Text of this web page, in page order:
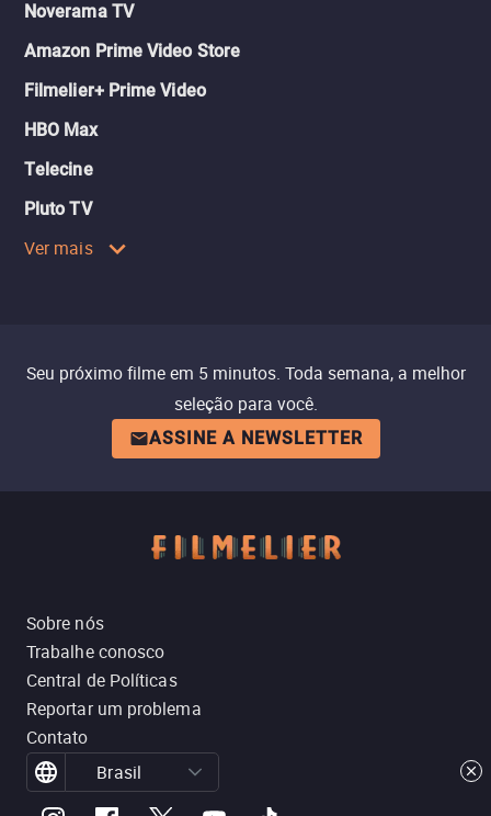
Noverama TV
Amazon Prime Video Store
Filmelier+ Prime Video
HBO Max
Telecine
Pluto TV
Ver mais
Seu próximo filme em 5 minutos. Toda semana, a melhor
seleção para você.
ASSINE A NEWSLETTER
Sobre nós
Trabalhe conosco
Central de Políticas
Reportar um problema
Contato
Brasil